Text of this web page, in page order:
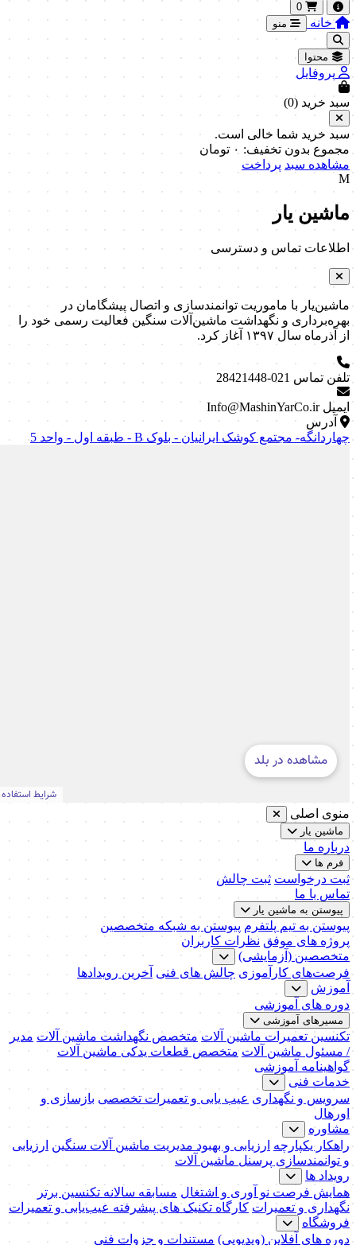
0
خانه منو
محتوا
پروفایل
سبد خرید (0
)
سبد خرید شما خالی است.
مجموع بدون تخفیف: ۰ تومان
مشاهده سبد پرداخت
M
ماشین یار
اطلاعات تماس و دسترسی
ماشین‌یار با ماموریت توانمندسازی و اتصال پیشگامان در
بهره‌برداری و نگهداشت ماشین‌آلات سنگین فعالیت رسمی خود را
از آذرماه سال ۱۳۹۷ آغاز کرد.
تلفن تماس 021-28421448
ایمیل Info@MashinYarCo.ir
آدرس
چهاردانگه- مجتمع کوشک ایرانیان - بلوک B - طبقه اول - واحد 5
منوی اصلی
ماشین یار
درباره ما
فرم ها
ثبت درخواست ثبت چالش
تماس با ما
پیوستن به ماشین یار
پیوستن به تیم پلتفرم پیوستن به شبکه متخصصین
پروژه های موفق نظرات کاربران
متخصصین (آزمایشی)
فرصت‌های کارآموزی چالش های فنی آخرین رویدادها
آموزش
دوره های آموزشی
مسیرهای آموزشی
تکنسین تعمیرات ماشین آلات متخصص نگهداشت ماشین آلات مدیر
/ مسئول ماشین آلات متخصص قطعات یدکی ماشین آلات
گواهینامه آموزشی
خدمات فنی
سرویس و نگهداری عیب یابی و تعمیرات تخصصی بازسازی و
اورهال
مشاوره
راهکار یکپارچه ارزیابی و بهبود مدیریت ماشین آلات سنگین ارزیابی
و توانمندسازی پرسنل ماشین آلات
رویداد ها
همایش فرصت نو آوری و اشتغال مسابقه سالانه تکنسین برتر
نگهداری و تعمیرات کارگاه تکنیک‌ های پیشرفته عیب‌یابی و تعمیرات
فروشگاه
دوره های آفلاین (ویدیویی) مستندات و جزوات فنی